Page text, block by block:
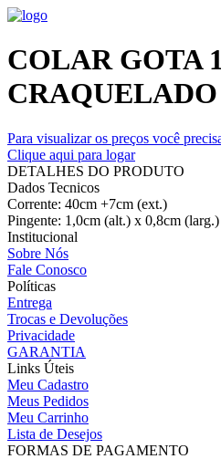
COLAR GOTA
Para visualizar os preços você
Clique aqui para logar
DETALHES DO PRODUTO
Dados Tecnicos
Corrente: 40cm +7cm (ext.)
Pingente: 1,0cm (alt.) x 0,8cm (larg.)
Institucional
Sobre Nós
Fale Conosco
Políticas
Entrega
Trocas e Devoluções
Privacidade
GARANTIA
Links Úteis
Meu Cadastro
Meus Pedidos
Meu Carrinho
Lista de Desejos
FORMAS DE PAGAMENTO